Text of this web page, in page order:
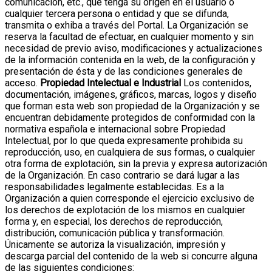
cualquier tercera persona o entidad y que se difunda,
transmita o exhiba a través del Portal. La Organización se
reserva la facultad de efectuar, en cualquier momento y sin
necesidad de previo aviso, modificaciones y actualizaciones
de la información contenida en la web, de la configuración y
presentación de ésta y de las condiciones generales de
acceso. Propiedad Intelectual e Industrial Los contenidos,
documentación, imágenes, gráficos, marcas, logos y diseño
que forman esta web son propiedad de la Organización y se
encuentran debidamente protegidos de conformidad con la
normativa española e internacional sobre Propiedad
Intelectual, por lo que queda expresamente prohibida su
reproducción, uso, en cualquiera de sus formas, o cualquier
otra forma de explotación, sin la previa y expresa autorización
de la Organización. En caso contrario se dará lugar a las
responsabilidades legalmente establecidas. Es a la
Organización a quien corresponde el ejercicio exclusivo de
los derechos de explotación de los mismos en cualquier
forma y, en especial, los derechos de reproducción,
distribución, comunicación pública y transformación.
Únicamente se autoriza la visualización, impresión y
descarga parcial del contenido de la web si concurre alguna
de las siguientes condiciones: